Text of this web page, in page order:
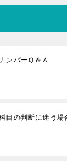
ンバーＱ＆Ａ
目の判断に迷う場